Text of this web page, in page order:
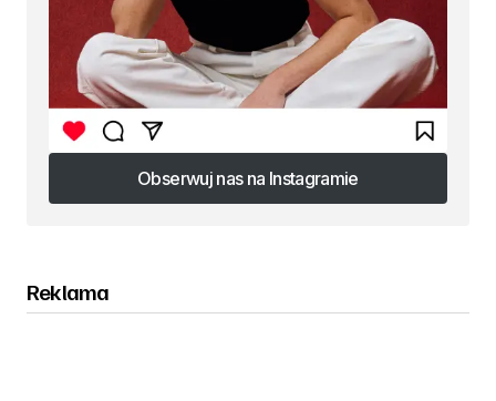
Obserwuj nas na Instagramie
Obserwuj nas na Instagramie
Reklama